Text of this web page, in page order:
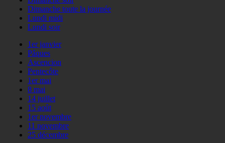
Dimanche toute la journée
Lundi midi
Lundi soir
1er janvier
Pâques
Ascencion
Pentecôte
1er mai
8 mai
14 juillet
15 août
1er novembre
11 novembre
25 décembre